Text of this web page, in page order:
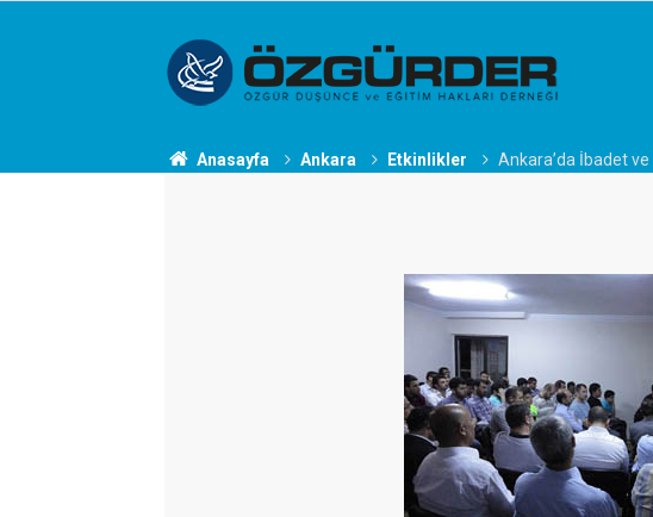
Anasayfa Ankara Etkinlikler Ankara’da İbadet